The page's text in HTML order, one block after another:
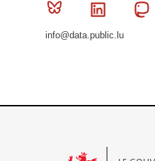
Bluesky Linkedin
info@data.public.lu